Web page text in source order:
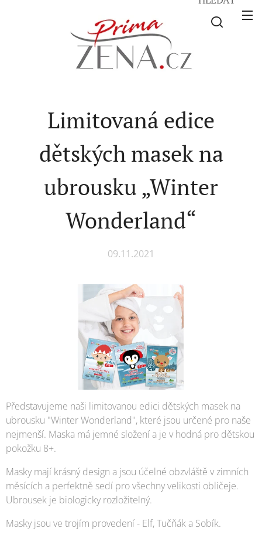
Limitovaná edice
dětských masek na
ubrousku „Winter
Wonderland“
09.11.2021
Představujeme naši limitovanou edici dětských masek na
ubrousku "Winter Wonderland", které jsou určené pro naše
nejmenší. Maska má jemné složení a je v hodná pro dětskou
pokožku 8+.
Masky mají krásný design a jsou účelné obzvláště v zimních
měsících a perfektně sedí pro všechny velikosti obličeje.
Ubrousek je biologicky rozložitelný.
Masky jsou ve trojím provedení - Elf, Tučňák a Sobík.